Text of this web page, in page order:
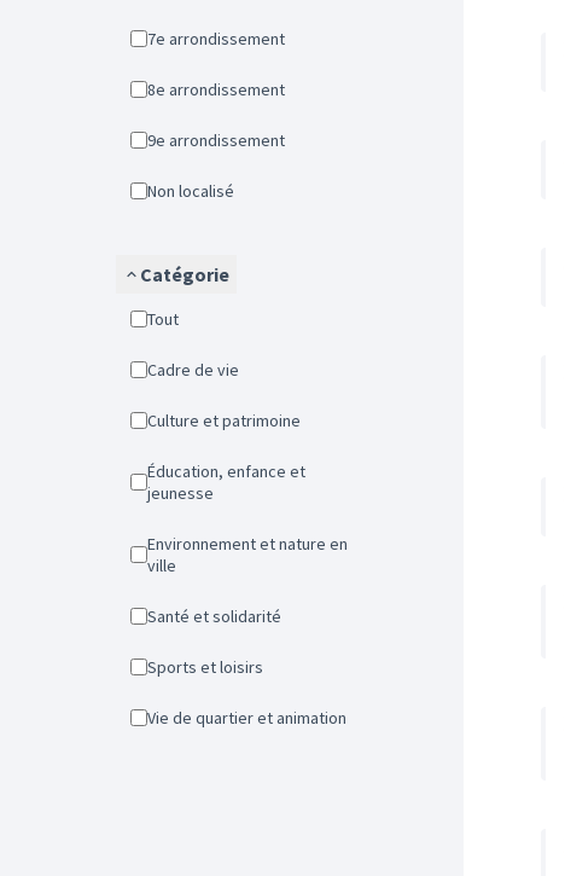
7e arrondissement
8e arrondissement
9e arrondissement
Non localisé
Catégorie
Tout
Cadre de vie
Culture et patrimoine
Éducation, enfance et
jeunesse
Environnement et nature en
ville
Santé et solidarité
Sports et loisirs
Vie de quartier et animation